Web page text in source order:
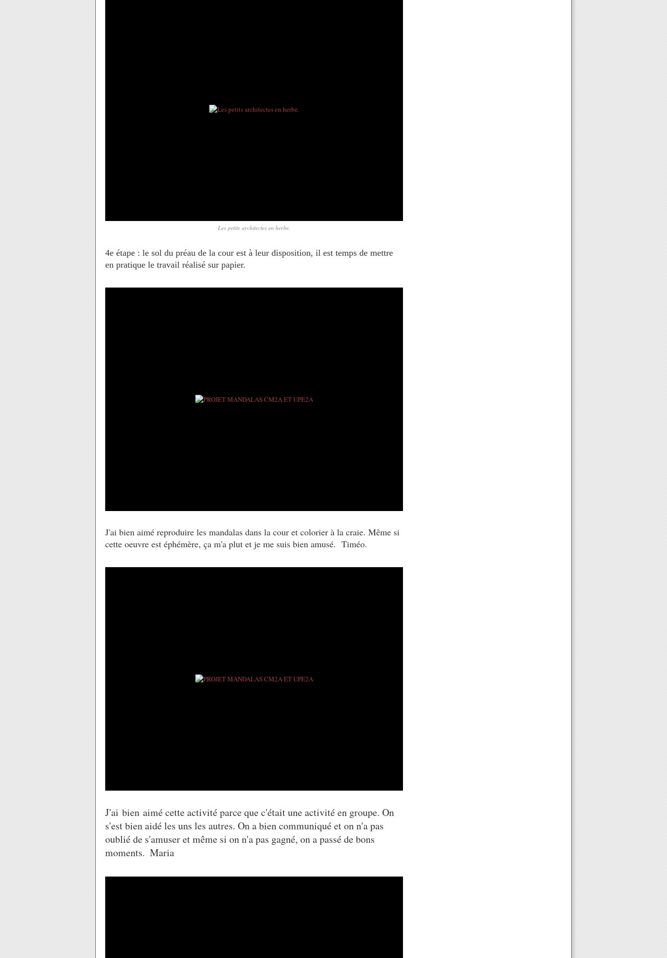
Les petits architectes en herbe.
4e étape : le sol du préau de la cour est à leur disposition, il est temps de mettre
en pratique le travail réalisé sur papier.
J'ai bien aimé reproduire les mandalas dans la cour et colorier à la craie. Même si
cette oeuvre est éphémère, ça m'a plut et je me suis bien amusé. Timéo.
J'ai bien aimé cette activité parce que c'était une activité en groupe. On
s'est bien aidé les uns les autres. On a bien communiqué et on n'a pas
oublié de s'amuser et même si on n'a pas gagné, on a passé de bons
moments. ​​​​​​ Maria